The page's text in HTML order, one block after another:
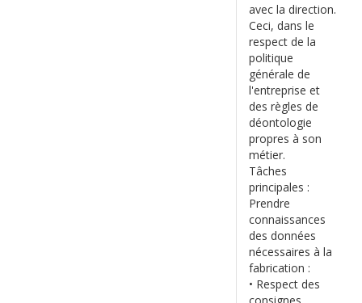
avec la direction.
Ceci, dans le
respect de la
politique
générale de
l'entreprise et
des règles de
déontologie
propres à son
métier.
Tâches
principales :
Prendre
connaissances
des données
nécessaires à la
fabrication :
• Respect des